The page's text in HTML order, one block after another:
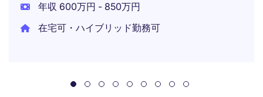
年収 600万円 - 850万円
在宅可・ハイブリッド勤務可